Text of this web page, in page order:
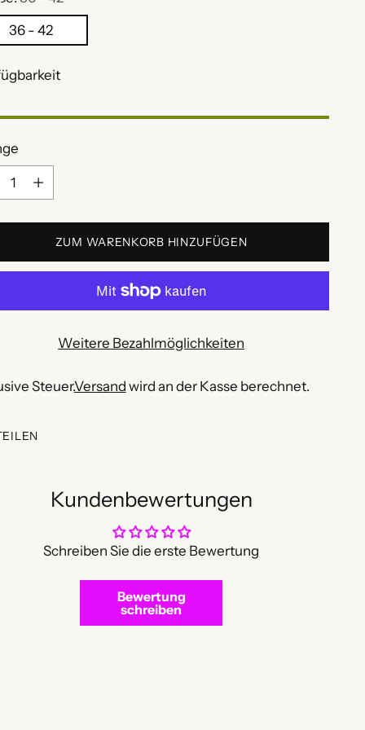
36 - 42
ZUM WARENKORB HINZUFÜGEN
Weitere Bezahlmöglichkeiten
Steuer.Versand wird an der Kasse berechnet.
Kundenbewertungen
Schreiben Sie die erste Bewertung
Bewertung
schreiben